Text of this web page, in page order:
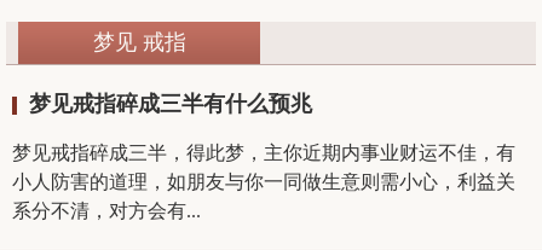
梦见 戒指
梦见戒指碎成三半有什么预兆
梦见戒指碎成三半，得此梦，主你近期内事业财运不佳，有
小人防害的道理，如朋友与你一同做生意则需小心，利益关
系分不清，对方会有...